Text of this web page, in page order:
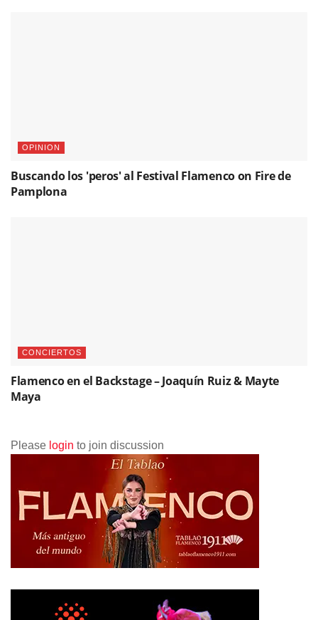
OPINION
Buscando los 'peros' al Festival Flamenco on Fire de
Pamplona
CONCIERTOS
Flamenco en el Backstage – Joaquín Ruiz & Mayte
Maya
Please login to join discussion